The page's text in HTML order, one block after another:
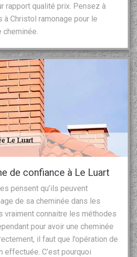
rapport qualité prix. Pensez à
à Christol ramonage pour le
de confiance à Le Luart
pensent qu’ils peuvent
de sa cheminée dans les
vraiment connaitre les méthodes
pour avoir une cheminée
il faut que l’opération de
effectuée. C’est pourquoi